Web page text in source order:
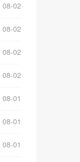
08-02
08-02
08-02
08-02
08-01
08-01
08-01